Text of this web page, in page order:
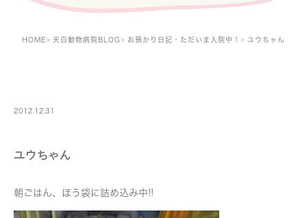
HOME 天白動物病院BLOG お預かり日記・ただいま入院中！ ユウちゃん
2012.12.31
ユウちゃん
朝ごはん、ほう袋に詰め込み中!!